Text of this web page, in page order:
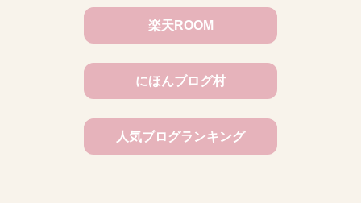
楽天ROOM
にほんブログ村
人気ブログランキング